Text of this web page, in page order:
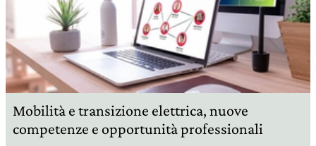
Mobilità e transizione elettrica, nuove
competenze e opportunità professionali